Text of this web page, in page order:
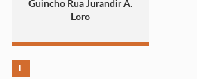
Guincho Rua Jurandir A.
Loro
L